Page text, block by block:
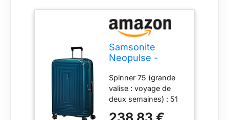
Samsonite
Neopulse -
75 cm, 94 L, Bleu
(Bleu métallique)
Spinner 75 (grande
valise : voyage de
deux semaines) : 51